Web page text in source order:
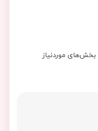
بخش‌های موردنیاز